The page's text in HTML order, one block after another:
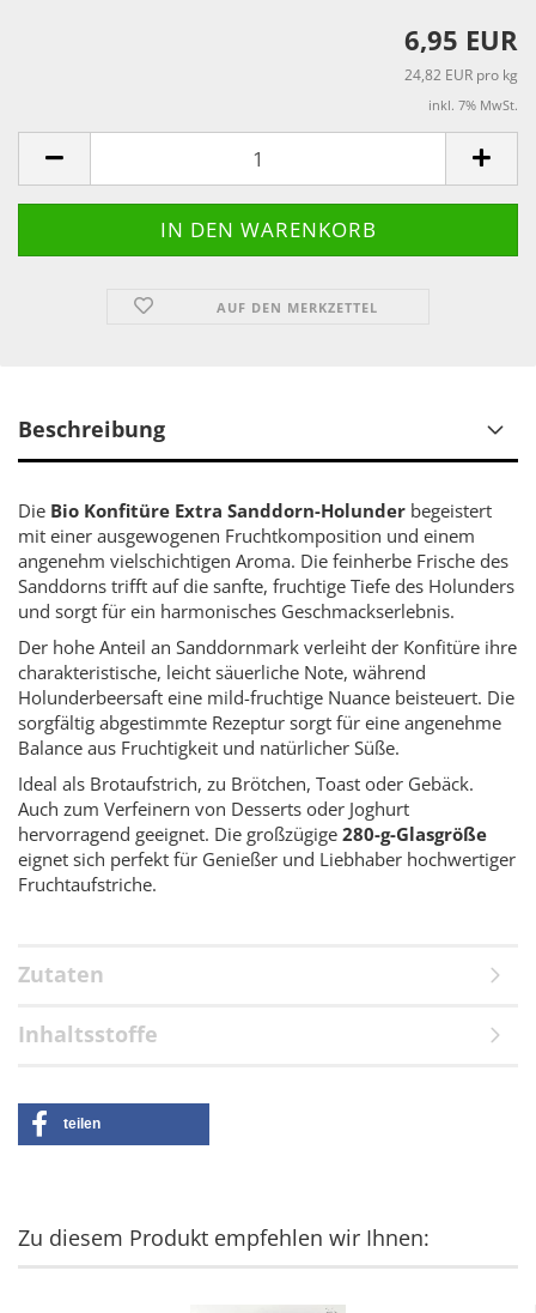
6,95 EUR
24,82 EUR pro kg
inkl. 7% MwSt.
AUF DEN MERKZETTEL
Beschreibung
Die Bio Konfitüre Extra Sanddorn-Holunder begeistert
mit einer ausgewogenen Fruchtkomposition und einem
angenehm vielschichtigen Aroma. Die feinherbe Frische des
Sanddorns trifft auf die sanfte, fruchtige Tiefe des Holunders
und sorgt für ein harmonisches Geschmackserlebnis.
Der hohe Anteil an Sanddornmark verleiht der Konfitüre ihre
charakteristische, leicht säuerliche Note, während
Holunderbeersaft eine mild-fruchtige Nuance beisteuert. Die
sorgfältig abgestimmte Rezeptur sorgt für eine angenehme
Balance aus Fruchtigkeit und natürlicher Süße.
Ideal als Brotaufstrich, zu Brötchen, Toast oder Gebäck.
Auch zum Verfeinern von Desserts oder Joghurt
hervorragend geeignet. Die großzügige 280-g-Glasgröße
eignet sich perfekt für Genießer und Liebhaber hochwertiger
Fruchtaufstriche.
Zutaten
Inhaltsstoffe
teilen
Zu diesem Produkt empfehlen wir Ihnen: